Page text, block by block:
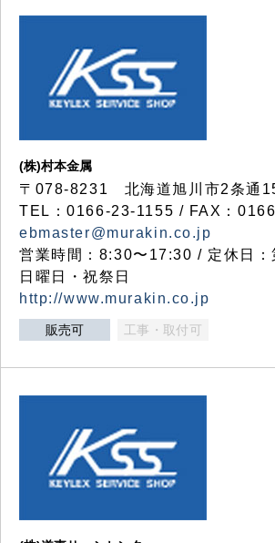
(株)村本金属
〒078-8231 北海道旭川市2条通
TEL：0166-23-1155 / FAX：
ebmaster@murakin.co.jp
営業時間：8:30〜17:30 / 定休日：
日曜日・祝祭日
http://www.murakin.co.jp
販売可 工事・取付可